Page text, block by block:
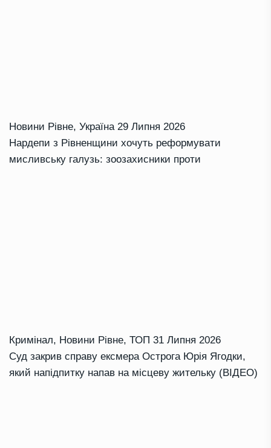
Новини Рівне, Україна 29 Липня 2026
Нардепи з Рівненщини хочуть реформувати
мисливську галузь: зоозахисники проти
Кримінал, Новини Рівне, ТОП 31 Липня 2026
Суд закрив справу ексмера Острога Юрія Ягодки,
який напідпитку напав на місцеву жительку (ВІДЕО)